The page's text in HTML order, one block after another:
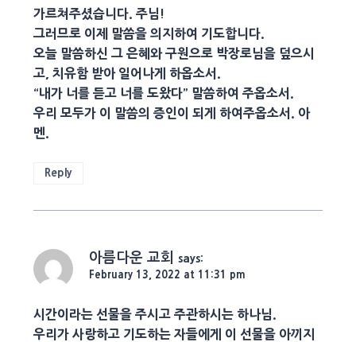
가르쳐주셨습니다. 주님!
그러므로 이제 말씀을 의지하여 기도합니다.
오늘 말씀하신 그 은혜와 구원으로 박장로님을 덮으시
고, 치유함 받아 일어나게 하옵소서.
“내가 너를 듣고 너를 도왔다” 말씀하여 주옵소서.
우리 모두가 이 말씀의 증인이 되게 하여주옵소서. 아
멘.
Reply
아름다운 교회 says:
February 13, 2022 at 11:31 pm
시간이라는 선물을 주시고 주관하시는 하나님.
우리가 사랑하고 기도하는 자들에게 이 선물을 아끼지